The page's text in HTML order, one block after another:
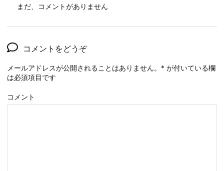
まだ、コメントがありません
コメントをどうぞ
メールアドレスが公開されることはありません。 * が付いている欄
は必須項目です
コメント